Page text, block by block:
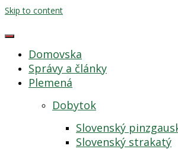
Skip to content
Domovska
Správy a články
Plemená
Dobytok
Slovenský
Slovenský strakatý